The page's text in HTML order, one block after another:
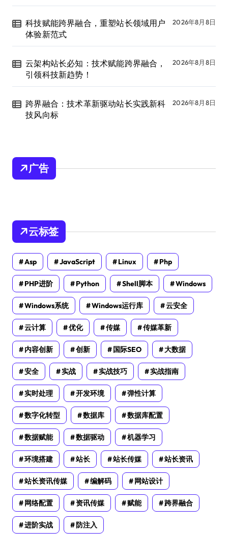
科技赋能跨界融合，重塑站长领域用户
体验新范式
2026年8月8日
云架构站长必知：技术赋能跨界融合，
引领科技新趋势！
2026年8月8日
跨界融合：技术革新驱动站长实践新科
技风向标
2026年8月8日
广告
云标签
Asp JavaScript Linux Php
PHP进阶 Python Shell脚本 Windows
Windows系统 Windows运行库 云安全
云计算 优化 传媒 传媒革新
内容创新 创新 国际SEO 大数据
安全 实战 实战技巧 实战指南
实时处理 开发环境 弹性计算
数字化转型 数据库 数据库配置
数据赋能 数据驱动 机器学习
环境搭建 站长 站长传媒 站长资讯
站长资讯传媒 编解码 网站设计
网络配置 资讯传媒 赋能 跨界融合
进阶实战 防注入